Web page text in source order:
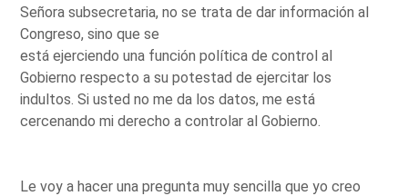
Señora subsecretaria, no se trata de dar información al
Congreso, sino que se
está ejerciendo una función política de control al
Gobierno respecto a su potestad de ejercitar los
indultos. Si usted no me da los datos, me está
cercenando mi derecho a controlar al Gobierno.
Le voy a hacer una pregunta muy sencilla que yo creo